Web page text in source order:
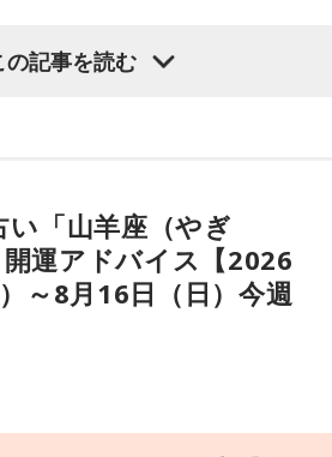
】
ス★
嘩には特に気をつけて。カチンと
たとしても、いっときの感情任せの
ようにしましょう。
所属。メッセージ性の高い鑑定は
の記事を読む
「山羊座（やぎ
運アドバイス【2026
～8月16日（日）今週